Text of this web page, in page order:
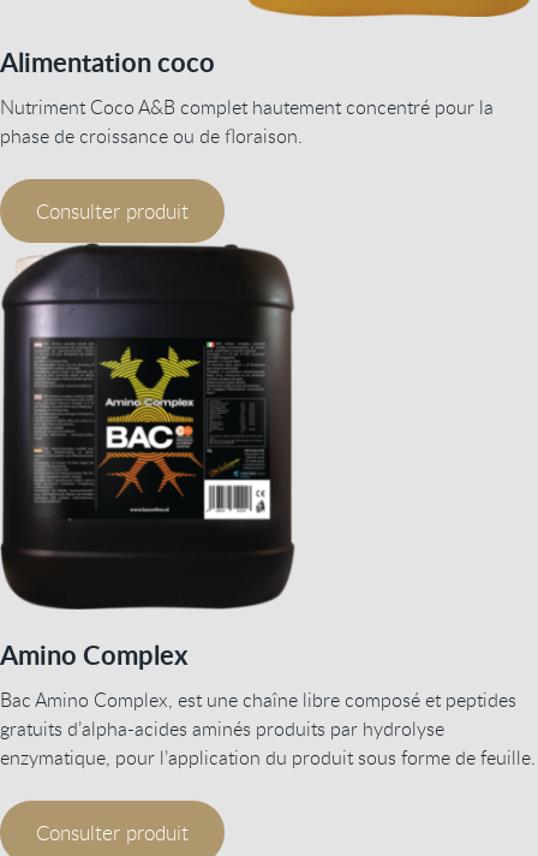
Alimentation coco
Nutriment Coco A&B complet hautement concentré pour la
phase de croissance ou de floraison.
Consulter produit
Amino Complex
Bac Amino Complex, est une chaîne libre composé et peptides
gratuits d’alpha-acides aminés produits par hydrolyse
enzymatique, pour l’application du produit sous forme de feuille.
Consulter produit